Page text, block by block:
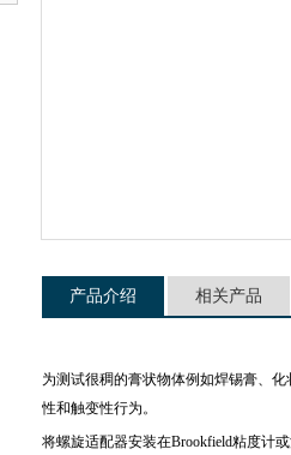
产品介绍 相关产品
为测试很稠的膏状物体例如焊锡膏、
性和触变性行为。
将螺旋适配器安装在Brookfield粘度计